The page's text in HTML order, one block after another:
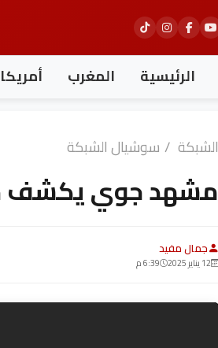
الرئيسية المغرب أمريكا
الشبكة / سوشيال الشبكة
مشهد جوي يكشف
جمال مفيد
12 يناير 2025 6:39 م